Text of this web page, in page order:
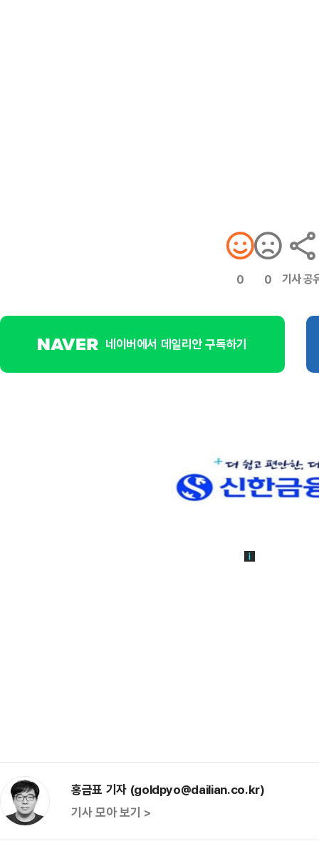
0 0 기사 공
네이버에서 데일리안 구독하기
홍금표 기자 (goldpyo@dailian.co.kr)
기사 모아 보기 >